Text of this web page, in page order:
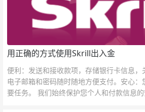
用正确的方式使用Skrill出入金
便利：发送和接收款项，存储银行卡信息
电子邮箱和密码随时随地方便支付。安心
要任务。 我们始终保护您个人和付款信息